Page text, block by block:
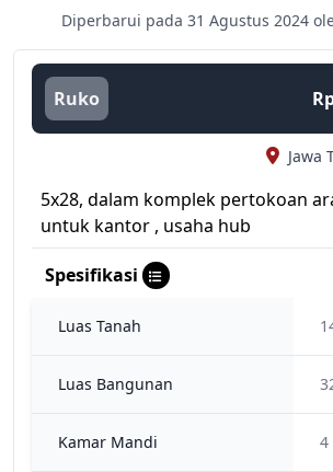
Diperbarui pada 31 Agustus 2024
Ruko
Jawa
5x28, dalam komplek pertokoan
untuk kantor , usaha hub
Spesifikasi
Luas Tanah
Luas Bangunan
Kamar Mandi 4